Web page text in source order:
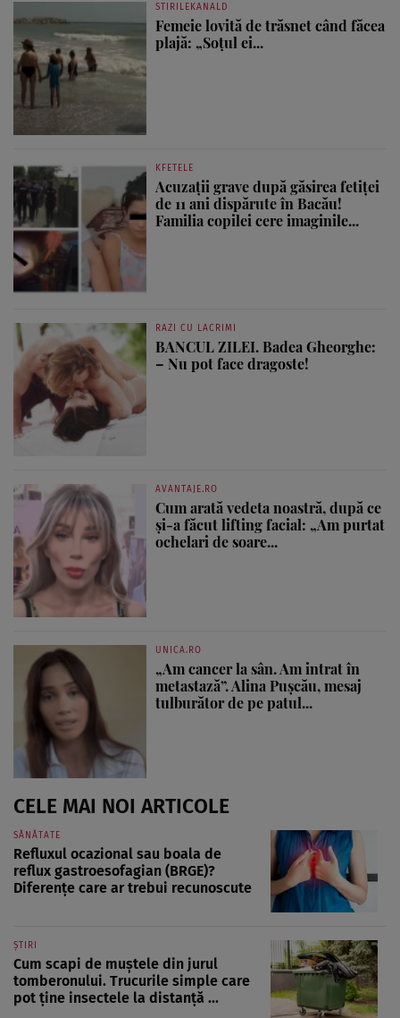
STIRILEKANALD
Femeie lovită de trăsnet când făcea
plajă: „Soțul ei...
KFETELE
Acuzații grave după găsirea fetiței
de 11 ani dispărute în Bacău!
Familia copilei cere imaginile...
RAZI CU LACRIMI
BANCUL ZILEI. Badea Gheorghe:
– Nu pot face dragoste!
AVANTAJE.RO
Cum arată vedeta noastră, după ce
și-a făcut lifting facial: „Am purtat
ochelari de soare...
UNICA.RO
„Am cancer la sân. Am intrat în
metastază”. Alina Pușcău, mesaj
tulburător de pe patul...
CELE MAI NOI ARTICOLE
SĂNĂTATE
Refluxul ocazional sau boala de
reflux gastroesofagian (BRGE)?
Diferențe care ar trebui recunoscute
ȘTIRI
Cum scapi de muștele din jurul
tomberonului. Trucurile simple care
pot ține insectele la distanță ...